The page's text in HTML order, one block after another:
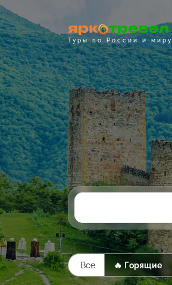
Туры по России и миру
Все 🔥 Горящие